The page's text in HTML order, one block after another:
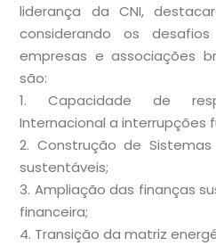
liderança da CNI,
considerando os
empresas e associações
são:
1. Capacidade de
Internacional a interrupções
2. Construção de
sustentáveis;
3. Ampliação das finanças
financeira;
4. Transição da matriz